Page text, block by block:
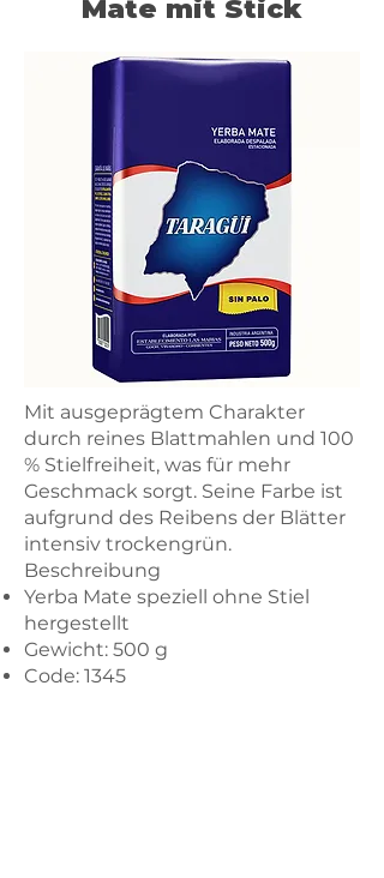
Mate mit Stick
Mit ausgeprägtem Charakter
durch reines Blattmahlen und 100
% Stielfreiheit, was für mehr
Geschmack sorgt. Seine Farbe ist
aufgrund des Reibens der Blätter
intensiv trockengrün.
Beschreibung
Yerba Mate speziell ohne Stiel
hergestellt
Gewicht: 500 g
Code: 1345